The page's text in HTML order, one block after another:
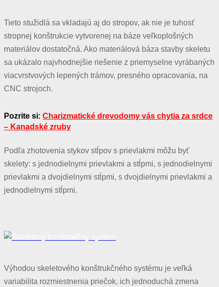
Tieto stužidlá sa vkladajú aj do stropov, ak nie je tuhosť
stropnej konštrukcie vytvorenej na báze veľkoplošných
materiálov dostatočná. Ako materiálová báza stavby skeletu
sa ukázalo najvhodnejšie riešenie z priemyselne vyrábaných
viacvrstvových lepených trámov, presného opracovania, na
CNC strojoch.
Pozrite si: Charizmatické drevodomy vás chytia za srdce
– Kanadské zruby
Podľa zhotovenia stykov stĺpov s prievlakmi môžu byť
skelety: s jednodielnymi prievlakmi a stĺpmi, s jednodielnymi
prievlakmi a dvojdielnymi stĺpmi, s dvojdielnymi prievlakmi a
jednodielnymi stĺpmi.
Výhodou skeletového konštrukčného systému je veľká
variabilita rozmiestnenia priečok, ich jednoduchá zmena